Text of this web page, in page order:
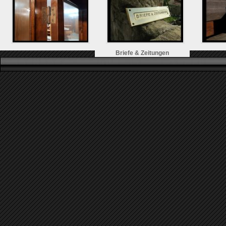
Briefe & Zeitungen